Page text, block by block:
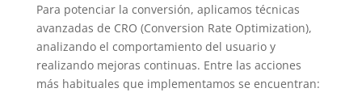
Para potenciar la conversión, aplicamos técnicas
avanzadas de CRO (Conversion Rate Optimization),
analizando el comportamiento del usuario y
realizando mejoras continuas. Entre las acciones
más habituales que implementamos se encuentran: